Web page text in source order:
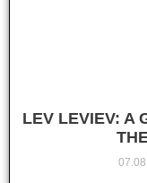
LEV LEVIEV: A